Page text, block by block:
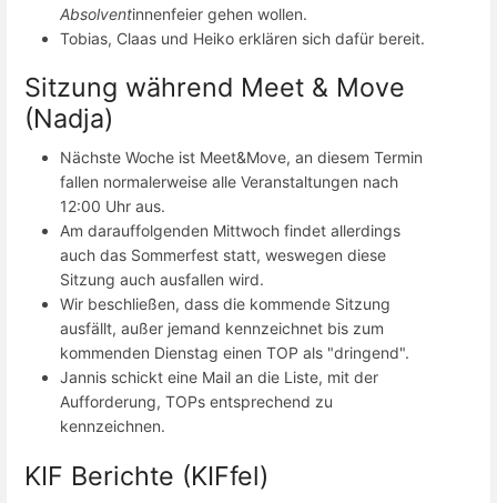
Absolventinnenfeier gehen wollen.
Tobias, Claas und Heiko erklären sich dafür bereit.
Sitzung während Meet & Move
(Nadja)
Nächste Woche ist Meet&Move, an diesem Termin
fallen normalerweise alle Veranstaltungen nach
12:00 Uhr aus.
Am darauffolgenden Mittwoch findet allerdings
auch das Sommerfest statt, weswegen diese
Sitzung auch ausfallen wird.
Wir beschließen, dass die kommende Sitzung
ausfällt, außer jemand kennzeichnet bis zum
kommenden Dienstag einen TOP als "dringend".
Jannis schickt eine Mail an die Liste, mit der
Aufforderung, TOPs entsprechend zu
kennzeichnen.
KIF Berichte (KIFfel)